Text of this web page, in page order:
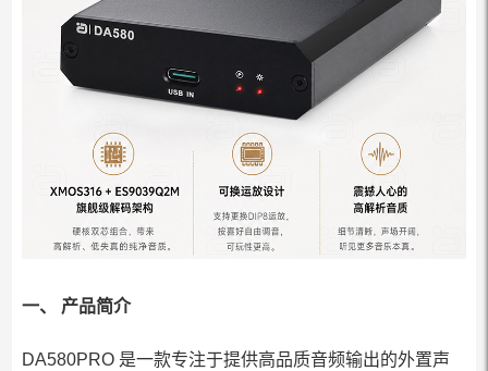
一、 产品简介
DA580PRO 是一款专注于提供高品质音频输出的外置声